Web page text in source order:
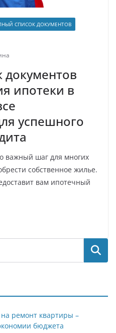
СПИСОК ДОКУМЕНТОВ
ипотеки в
успешного
важный шаг для многих
собственное жилье.
вам ипотечный
Поиск
ремонт квартиры –
бюджета